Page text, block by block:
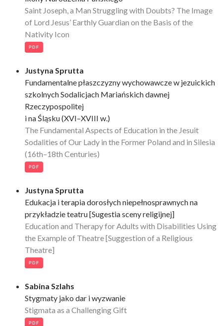
Saint Joseph, a Man Struggling with Doubts? The Image
of Lord Jesus’ Earthly Guardian on the Basis of the
Nativity Icon
PDF
Justyna Sprutta
Fundamentalne płaszczyzny wychowawcze w jezuickich
szkolnych Sodalicjach Mariańskich dawnej
Rzeczypospolitej
i na Śląsku (XVI–XVIII w.)
The Fundamental Aspects of Education in the Jesuit
Sodalities of Our Lady in the Former Poland and in Silesia
(16th–18th Centuries)
PDF
Justyna Sprutta
Edukacja i terapia dorosłych niepełnosprawnych na
przykładzie teatru [Sugestia sceny religijnej]
Education and Therapy for Adults with Disabilities Using
the Example of Theatre [Suggestion of a Religious
Theatre]
PDF
Sabina Szlahs
Stygmaty jako dar i wyzwanie
Stigmata as a Challenging Gift
PDF